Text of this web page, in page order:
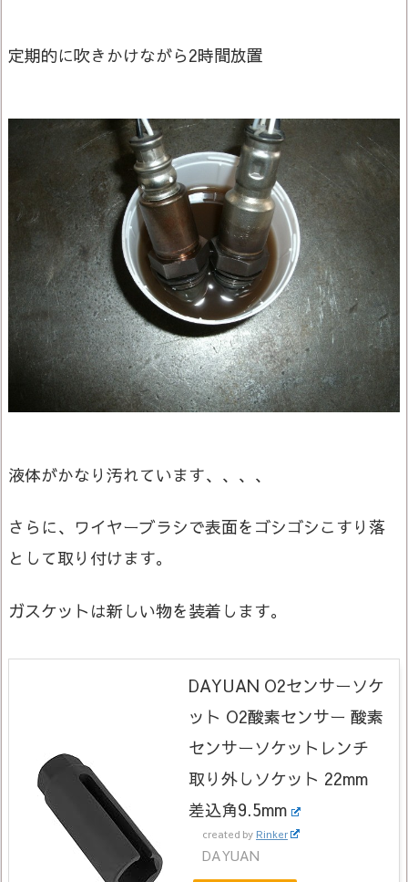
定期的に吹きかけながら2時間放置
液体がかなり汚れています、、、、
さらに、ワイヤーブラシで表面をゴシゴシこすり落
として取り付けます。
ガスケットは新しい物を装着します。
DAYUAN O2センサーソケ
ット O2酸素センサー 酸素
センサーソケットレンチ
取り外しソケット 22mm
差込角9.5mm
created by Rinker
DAYUAN